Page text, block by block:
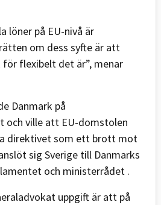
löner på EU-nivå är
om dess syfte är att
flexibelt det är”, menar
Danmark på
och ville att EU-domstolen
direktivet som ett brott mot
sig Sverige till Danmarks
och ministerrådet .
uppgift är att på